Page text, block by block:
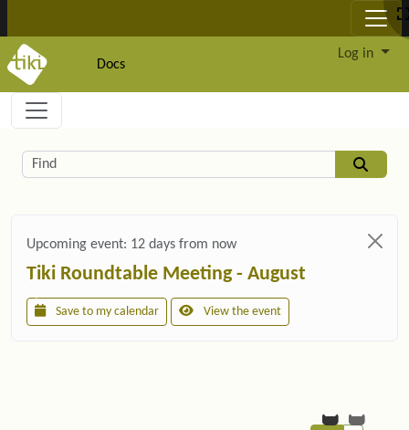
Docs
Log in
Navigation and related functionality and
Related content
Find
Upcoming event: 12 days from now
Tiki Roundtable Meeting - August
Save to my calendar View the event